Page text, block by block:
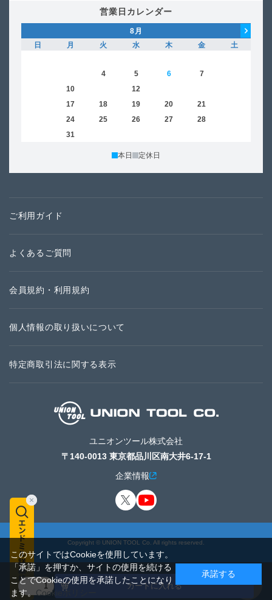
営業日カレンダー
8 月
日
月 火 水 木 金
土
4 5 6 7
10 12
17 18 19 20 21
24 25 26 27 28
31
本日 定休日
ご利用ガイド
よくあるご質問
会員規約・利用規約
個人情報の取り扱いについて
特定商取引法に関する表示
ユニオンツール株式会社
〒140-0013 東京都品川区南大井6-17-1
企業情報
Copyright © UNION TOOL Co. All rights reserved.
このサイトではCookieを使用しています。
「承諾」を押すか、サイトの使用を続ける
ことでCookieの使用を承諾したことになり
ます。Cookieポリシー
承諾する
カートに入れる